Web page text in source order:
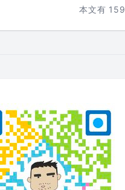
本文有 159